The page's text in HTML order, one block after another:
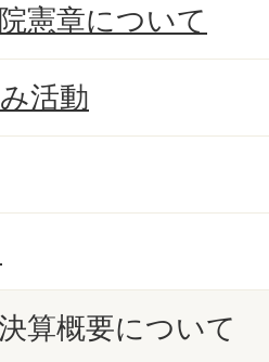
憲章について
活動
算概要について